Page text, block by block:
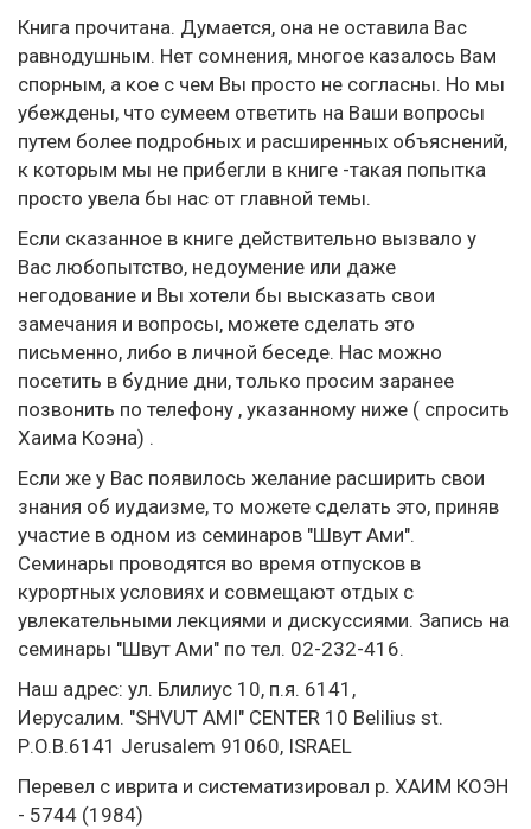
Книга прочитана. Думается, она не оставила Вас
равнодушным. Нет сомнения, многое казалось Вам
спорным, а кое с чем Вы просто не согласны. Но мы
убеждены, что сумеем ответить на Ваши вопросы
путем более подробных и расширенных объяснений,
к которым мы не прибегли в книге -такая попытка
просто увела бы нас от главной темы.
Если сказанное в книге действительно вызвало у
Вас любопытство, недоумение или даже
негодование и Вы хотели бы высказать свои
замечания и вопросы, можете сделать это
письменно, либo в личной беседе. Нас можно
посетить в будние дни, только просим заранее
позвонить по телефону , указанному ниже ( спросить
Хаима Коэна) .
Если же у Вас появилось желание расширить свои
знания об иудаизме, то можете сделать это, приняв
участие в одном из семинаров "Швут Ами".
Семинары проводятся во время отпусков в
курортных условиях и совмещают отдых с
увлекательными лекциями и дискуссиями. Запись на
семинары "Швут Ами" по тел. 02-232-416.
Наш адрес: ул. Блилиус 10, п.я. 6141,
Иерусалим. "SHVUT AMI" CENTER 10 Belilius st.
Р.O.В.6141 Jerusalem 91060, ISRAEL
Перевел с иврита и систематизировал р. ХАИМ КОЭН
- 5744 (1984)